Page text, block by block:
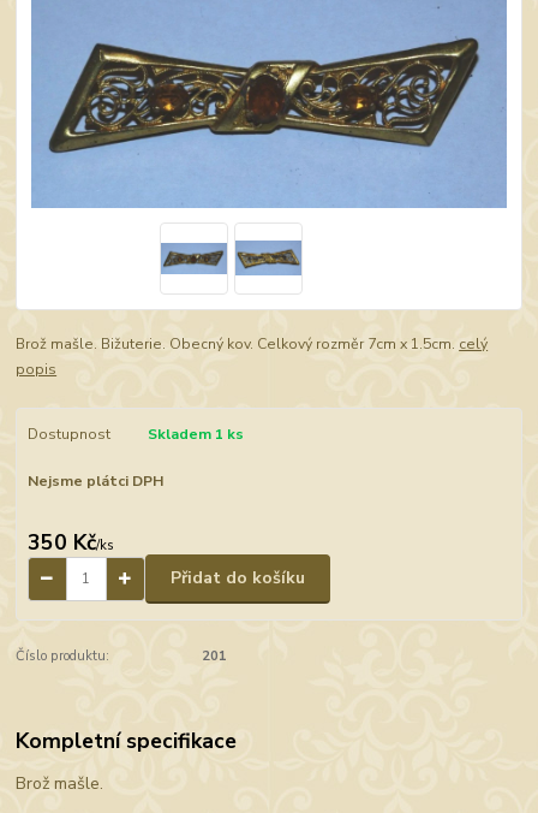
Brož mašle. Bižuterie. Obecný kov. Celkový rozměr 7cm x 1.5cm. celý
popis
Dostupnost Skladem 1 ks
Nejsme plátci DPH
350 Kč/ks
Přidat do košíku
Číslo produktu: 201
Kompletní specifikace
Brož mašle.